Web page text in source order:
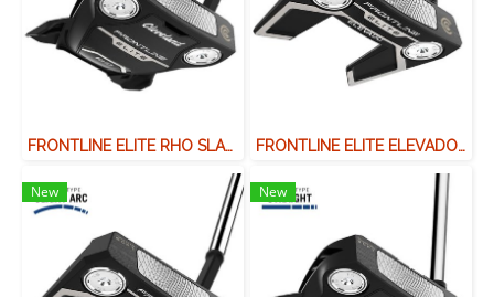
FRONTLINE ELITE RHO SLAN NECK FRONTLINE ELITE ELEVADO SINGLE BEND
New New